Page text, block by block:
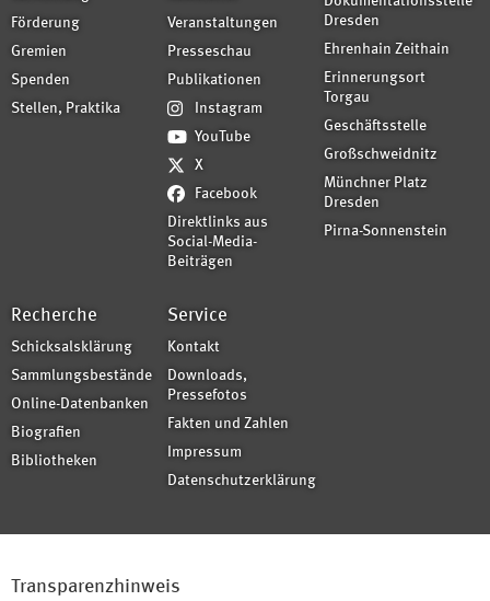
Förderung
Gremien
Spenden
Stellen, Praktika
Veranstaltungen
Presseschau
Publikationen
Instagram
YouTube
X
Facebook
Direktlinks aus
Social-Media-
Beiträgen
Dresden
Ehrenhain Zeithain
Erinnerungsort
Torgau
Geschäftsstelle
Großschweidnitz
Münchner Platz
Dresden
Pirna-Sonnenstein
Recherche
Schicksalsklärung
Sammlungsbestände
Online-Datenbanken
Biografien
Bibliotheken
Service
Kontakt
Downloads,
Pressefotos
Fakten und Zahlen
Impressum
Datenschutzerklärung
Transparenzhinweis